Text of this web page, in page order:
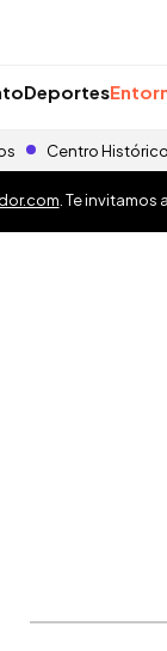
Deportes
Centro
. Te